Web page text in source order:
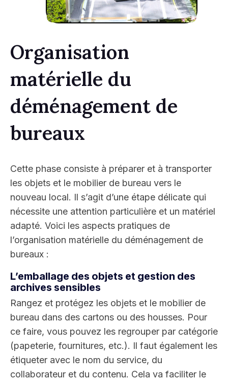
Organisation
matérielle du
déménagement de
bureaux
Cette phase consiste à préparer et à transporter
les objets et le mobilier de bureau vers le
nouveau local. Il s’agit d’une étape délicate qui
nécessite une attention particulière et un matériel
adapté. Voici les aspects pratiques de
l’organisation matérielle du déménagement de
bureaux :
L’emballage des objets et gestion des
archives sensibles
Rangez et protégez les objets et le mobilier de
bureau dans des cartons ou des housses. Pour
ce faire, vous pouvez les regrouper par catégorie
(papeterie, fournitures, etc.). Il faut également les
étiqueter avec le nom du service, du
collaborateur et du contenu. Cela va faciliter le